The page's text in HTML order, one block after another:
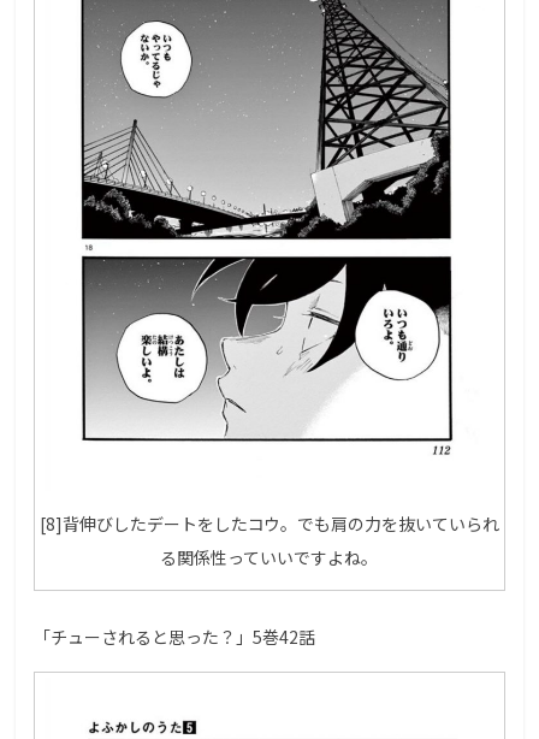
[8]背伸びしたデートをしたコウ。でも肩の力を抜いていられ
る関係性っていいですよね。
「チューされると思った？」5巻42話